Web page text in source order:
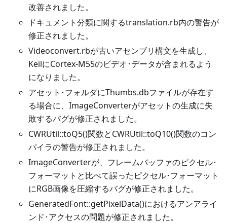
改善されました。
ドキュメント分類に関するtranslation.rb内の警告が
修正されました。
Videoconvert.rbが古いアセンブリ構文を生成し、
KeilにCortex-M55のビデオ･データが含まれるよう
になりました。
アセット･フォルダにThumbs.dbファイルが存在す
る場合に、ImageConverterがアセットの生成に失
敗するバグが修正されました。
CWRUtil::toQ5()関数とCWRUtil::toQ10()関数のコン
パイラの警告が修正されました。
ImageConverterが、フレームバッファのピクセル･
フォーマットと比べて誤ったピクセル･フォーマット
にRGB画像を圧縮するバグが修正されました。
GeneratedFont::getPixelData()におけるアンアライ
ンド･アクセスの問題が修正されました。